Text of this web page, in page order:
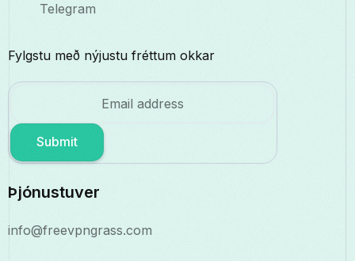
Telegram
Fylgstu með nýjustu fréttum okkar
Submit
Þjónustuver
info@freevpngrass.com